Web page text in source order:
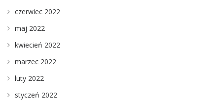
czerwiec 2022
maj 2022
kwiecień 2022
marzec 2022
luty 2022
styczeń 2022